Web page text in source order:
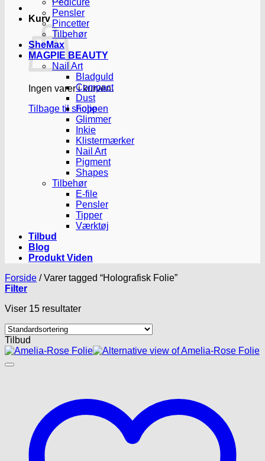
Kurv
Ingen varer i kurven.
Tilbage til shoppen
Pedicure
Pensler
Pincetter
Tilbehør
SheMax
MAGPIE BEAUTY
Nail Art
Bladguld
Compact
Dust
Folie
Glimmer
Inkie
Klistermærker
Nail Art
Pigment
Shapes
Tilbehør
E-file
Pensler
Tipper
Værktøj
Tilbud
Blog
Produkt Viden
Forside /Varer tagged “Holografisk Folie”
Filter
Viser 15 resultater
Tilbud